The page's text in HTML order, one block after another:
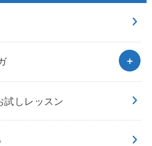
試しレッスン